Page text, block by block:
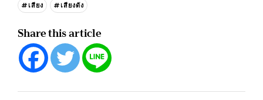
#เสียง
#เสียงดัง
Share this article